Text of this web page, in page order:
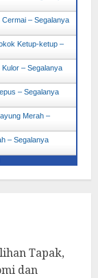
Cermai – Segalanya
Ketup-ketup –
Kulor – Segalanya
– Segalanya
Merah –
– Segalanya
Tapak,
dan